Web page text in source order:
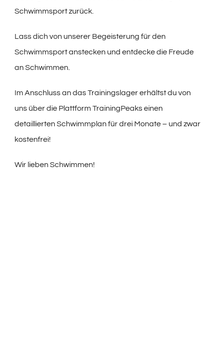
Schwimmsport zurück.
Lass dich von unserer Begeisterung für den
Schwimmsport anstecken und entdecke die Freude
an Schwimmen.
Im Anschluss an das Trainingslager erhältst du von
uns über die Plattform TrainingPeaks einen
detaillierten Schwimmplan für drei Monate – und zwar
kostenfrei!
Wir lieben Schwimmen!